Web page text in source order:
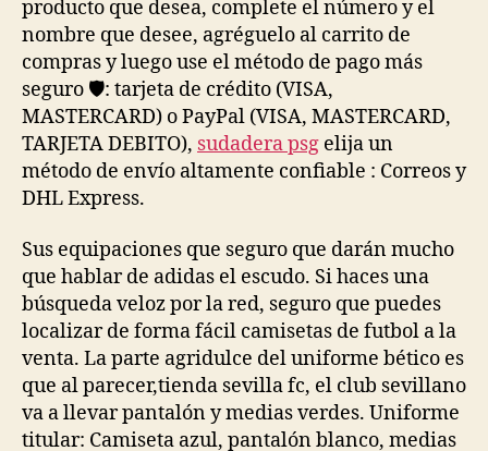
producto que desea, complete el número y el
nombre que desee, agréguelo al carrito de
compras y luego use el método de pago más
seguro 🛡: tarjeta de crédito (VISA,
MASTERCARD) o PayPal (VISA, MASTERCARD,
TARJETA DEBITO), sudadera psg elija un
método de envío altamente confiable : Correos y
DHL Express.
Sus equipaciones que seguro que darán mucho
que hablar de adidas el escudo. Si haces una
búsqueda veloz por la red, seguro que puedes
localizar de forma fácil camisetas de futbol a la
venta. La parte agridulce del uniforme bético es
que al parecer,tienda sevilla fc, el club sevillano
va a llevar pantalón y medias verdes. Uniforme
titular: Camiseta azul, pantalón blanco, medias